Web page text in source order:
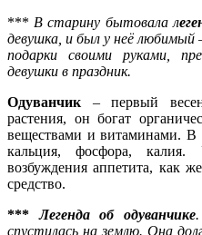
*** В старину бытовала л
девушка, и был у неё любимый
подарки своими руками,
девушки в праздник.
Одуванчик – первый
растения, он богат
веществами и витаминами. В
кальция, фосфора, калия.
возбуждения аппетита, как
средство.
***Легенда об одуванчике
спустилась на землю. Она